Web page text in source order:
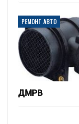
РЕМОНТ АВТО
ДМРВ